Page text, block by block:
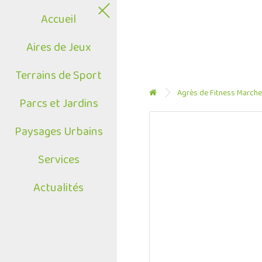
Accueil
Aires de Jeux
Terrains de Sport
Parcs et Jardins
Paysages Urbains
Services
Actualités
Agrès de Fitness